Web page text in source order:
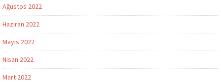
Ağustos 2022
Haziran 2022
Mayıs 2022
Nisan 2022
Mart 2022